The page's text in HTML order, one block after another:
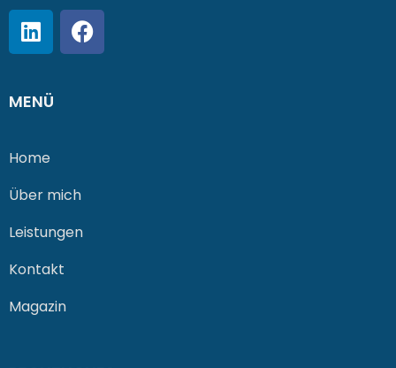
MENÜ
Home
Über mich
Leistungen
Kontakt
Magazin